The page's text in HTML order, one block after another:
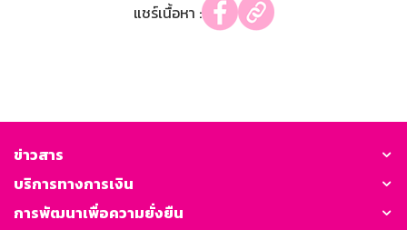
แชร์เนื้อหา :
ข่าวสาร
บริการทางการเงิน
การพัฒนาเพื่อความยั่งยืน